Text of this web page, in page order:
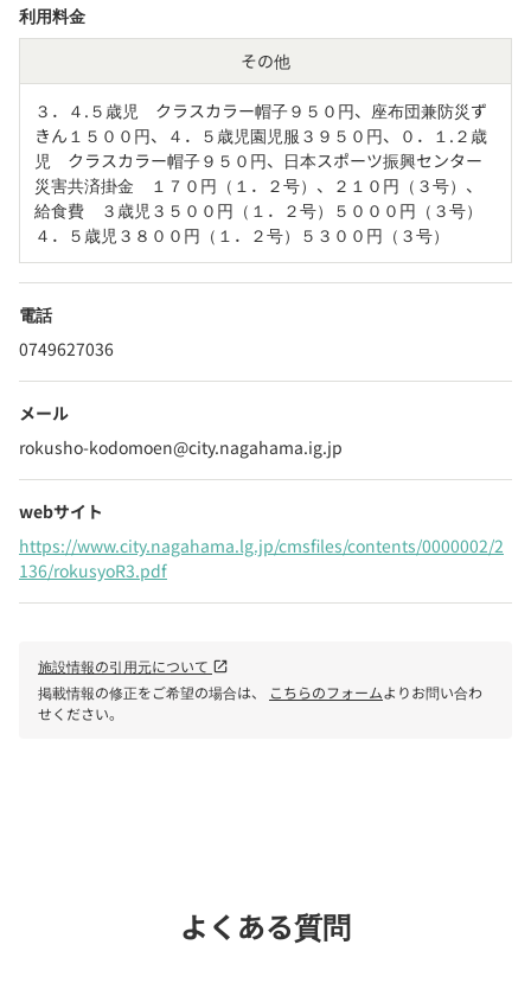
利用料金
その他
３．４.５歳児　クラスカラー帽子９５０円、座布団兼防災ず
きん１５００円、４．５歳児園児服３９５０円、０．１.２歳
児　クラスカラー帽子９５０円、日本スポーツ振興センター
災害共済掛金　１７０円（１．２号）、２１０円（３号）、
給食費　３歳児３５００円（１．２号）５０００円（３号）
４．５歳児３８００円（１．２号）５３００円（３号）
電話
0749627036
メール
rokusho-kodomoen@city.nagahama.ig.jp
webサイト
https://www.city.nagahama.lg.jp/cmsfiles/contents/0000002/2
136/rokusyoR3.pdf
施設情報の引用元について open_in_new
掲載情報の修正をご希望の場合は、 こちらのフォームよりお問い合わ
せください。
よくある質問